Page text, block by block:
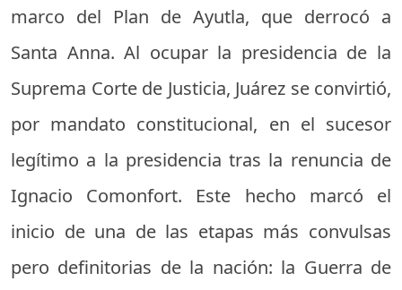
marco del Plan de Ayutla, que derrocó a
Santa Anna. Al ocupar la presidencia de la
Suprema Corte de Justicia, Juárez se convirtió,
por mandato constitucional, en el sucesor
legítimo a la presidencia tras la renuncia de
Ignacio Comonfort. Este hecho marcó el
inicio de una de las etapas más convulsas
pero definitorias de la nación: la Guerra de